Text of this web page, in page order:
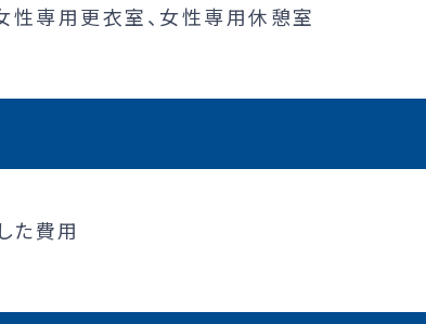
性専用更衣室、女性専用休憩室
た費用